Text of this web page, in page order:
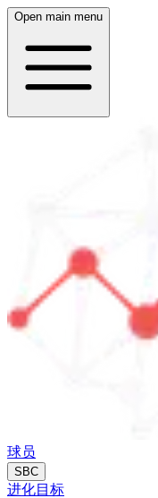
Open main menu
球员
SBC
进化目标